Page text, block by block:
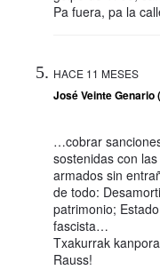
Pa fuera, pa la
HACE 11 MESES
José Veinte Genario
…cobrar
sostenidas con
armados sin
de todo:
patrimonio;
fascista…
Txakurrak
Rauss!